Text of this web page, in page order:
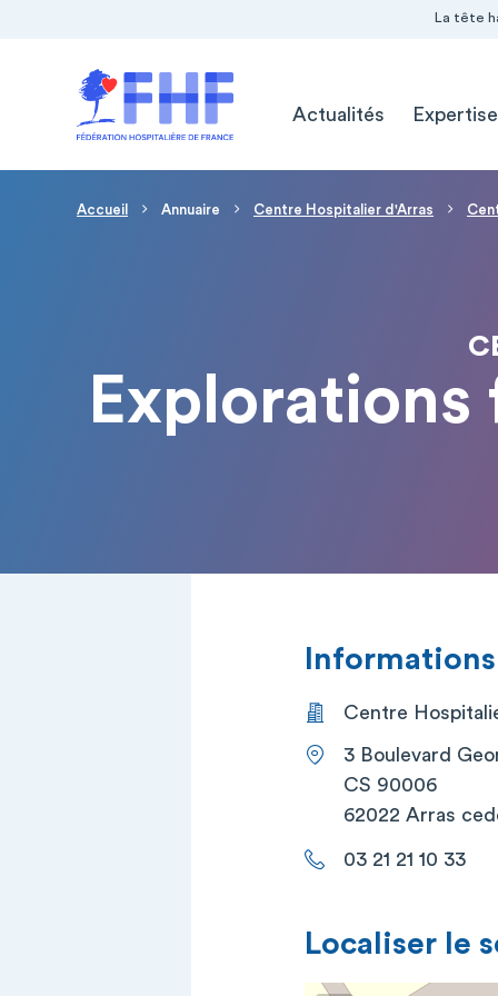
La tête
Actualités
Fil d'Ariane
Accueil Annuaire Centre Hospitalier d'Arras
Centre
3 Boulevard
CS 90006
62022 Arras
03 21 21 10 33
Localiser le